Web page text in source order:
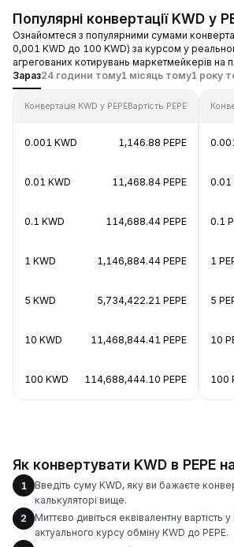
Популярні конвертації KWD у
Ознайомтеся з популярними сумами
0,001 KWD до 100 KWD) за курсом у
агрегованих котирувань маркетмейкерів на
Зараз24 години тому1 місяць тому1 року
Конвертація KWD у PEPEВартість PEPE
0.001 KWD 1,146.88 PEPE
0.01 KWD 11,468.84 PEPE
0.1 KWD 114,688.44 PEPE
1 KWD 1,146,884.44 PEPE
5 KWD 5,734,422.21 PEPE
10 KWD 11,468,844.41 PEPE
100 KWD 114,688,444.10 PEPE
0.01
0.1
1
5
10
100
Як конвертувати KWD в PEPE
1
Введіть суму KWD, яку ви бажаєте
калькуляторі вище.
2
Миттєво дивіться еквівалентну вартість у
актуального курсу обміну KWD до PEPE.